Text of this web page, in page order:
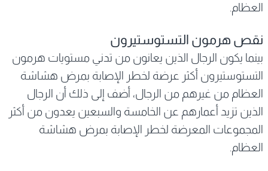
العظام.
نقص هرمون التستوستيرون
بينما يكون الرجال الذين يعانون من تدني مستويات هرمون
التستوستيرون أكثر عرضة لخطر الإصابة بمرض هشاشة
العظام من غيرهم من الرجال، أضف إلى ذلك أن الرجال
الذين تزيد أعمارهم عن الخامسة والسبعين يعدون من أكثر
المجموعات المعرضة لخطر الإصابة بمرض هشاشة
العظام.